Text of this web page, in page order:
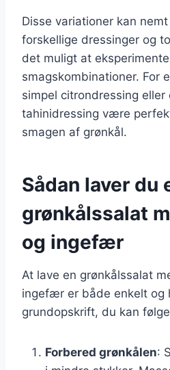
Disse variationer kan
forskellige dressinger og
det muligt at
smagskombinationer. For
simpel citrondressing eller
tahinidressing være
smagen af grønkål.
Sådan laver du
grønkålssalat
og ingefær
At lave en grønkålssalat
ingefær er både enkelt og
grundopskrift, du kan
Forbered grønkålen: